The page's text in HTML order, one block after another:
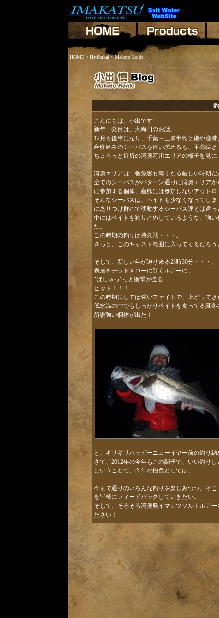
HOME > Hatibukai> Makoto Koide
こんにちは、小出です
新年一発目は、大晦日のお話。
12月も後半になり、千葉～三浦半島と磯や漁港
産卵絡みのシーバスを追い求めるも、不発続
ちょろっと近所の湾奥河川エリアの様子を見
湾奥エリアは一番魚影も薄くなる厳しい時期
全てのシーバスがパターン通りに湾奥エリア
に参加する個体、産卵には参加しないアウト
そんなシーバスは、ベイトも少なくなってし
にありつけ群れで移動するシーバス達とは違
中にはベイトを独り占めしているような、強
た。
この時期の釣りは持久戦・・・。
きっと、このキャスト範囲に入ってくるだろ
そして、新しい年が迫り来る23時30分・・・。
表層をデッドスローに引くルアーに、
“ばしゅっ”っと衝撃が走る
ヒット！！！
この時期にしては強いファイトで、上がって
低水温の中でもしっかりベイトを食ってる真
所謂強い個体が出た！
と、ギリギリハッピーニューイヤー前の釣り納
さて、2012年の今年もこの調子で、いい釣り
ということで、今年の抱負としては、
今まで通りのいろんな釣りを楽しみつつ、そ
を皆様にフィードバックしていきたい。
そして、そろそろ湾奥発イマカツソルトルア
ださい！